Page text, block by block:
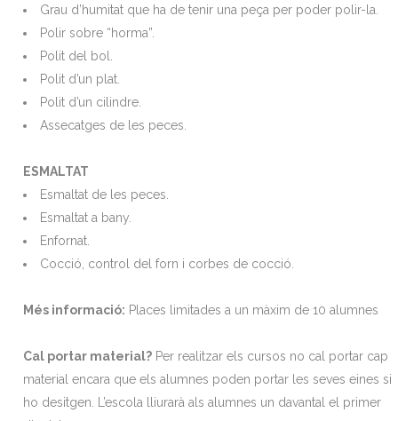
Grau d’humitat que ha de tenir una peça per poder polir-la.
Polir sobre “horma”.
Polit del bol.
Polit d’un plat.
Polit d’un cilindre.
Assecatges de les peces.
ESMALTAT
Esmaltat de les peces.
Esmaltat a bany.
Enfornat.
Cocció, control del forn i corbes de cocció.
Més informació: Places limitades a un màxim de 10 alumnes
Cal portar material? Per realitzar els cursos no cal portar cap
material encara que els alumnes poden portar les seves eines si
ho desitgen. L’escola lliurarà als alumnes un davantal el primer